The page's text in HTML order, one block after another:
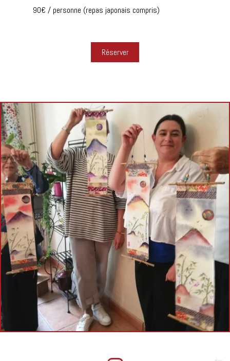
90€ / personne (repas japonais compris)
Réserver